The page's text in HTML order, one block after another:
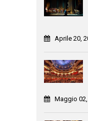
Aprile 20,
Maggio